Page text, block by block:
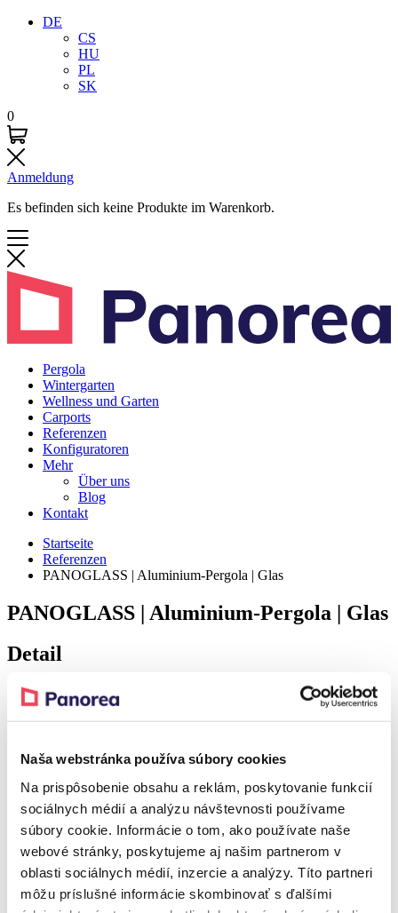
Naša webstránka používa súbory cookies
Na prispôsobenie obsahu a reklám, poskytovanie funkcií
sociálnych médií a analýzu návštevnosti používame
súbory cookie. Informácie o tom, ako používate naše
webové stránky, poskytujeme aj našim partnerom v
oblasti sociálnych médií, inzercie a analýzy. Títo partneri
môžu príslušné informácie skombinovať s ďalšími
DE
CS
HU
PL
SK
0
Anmeldung
Es befinden sich keine Produkte im Warenkorb.
Pergola
Wintergarten
Wellness und Garten
Carports
Referenzen
Konfiguratoren
Mehr
Über uns
Blog
Kontakt
Startseite
Referenzen
PANOGLASS | Aluminium-Pergola | Glas
PANOGLASS | Aluminium-Pergola | Glas
Detail
Realization – Uhorská Ves
Realization – Uhorská Ves
Realization – Uhorská Ves
Produkt aus der Referenz
Rabatt 37 %
PANOGLASS